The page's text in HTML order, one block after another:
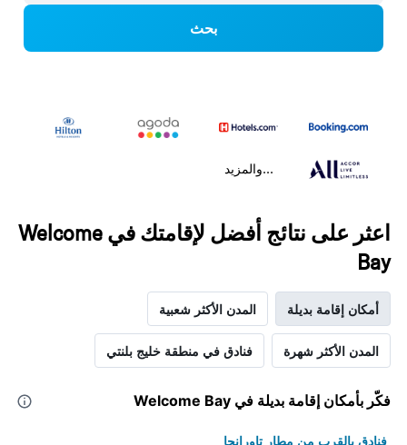
بحث
...والمزيد
اعثر على نتائج أفضل لإقامتك في Welcome
Bay
أمكان إقامة بديلة المدن الأكثر شعبية
المدن الأكثر شهرة فنادق في منطقة خليج بلنتي
فكّر بأمكان إقامة بديلة في Welcome Bay
فنادق بالقرب من مطار تاورانجا